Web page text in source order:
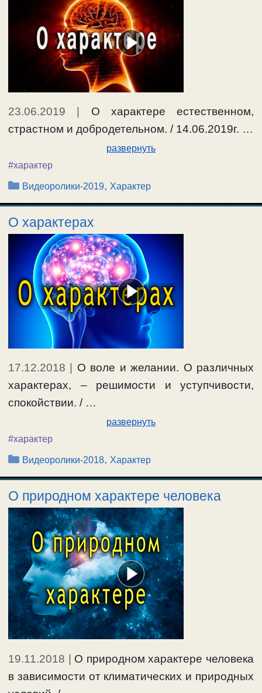
23.06.2019
О характере естественном,
страстном и добродетельном. / 14.06.2019г. …
развернуть
#характер
Рубрики
Видеоролики-2019, Характер
О характерах
17.12.2018
О воле и желании. О различных
характерах, – решимости и уступчивости,
спокойствии. / …
развернуть
#характер
Рубрики
Видеоролики-2018,Характер
О природном характере человека
19.11.2018 | О природном характере человека
в зависимости от климатических и природных